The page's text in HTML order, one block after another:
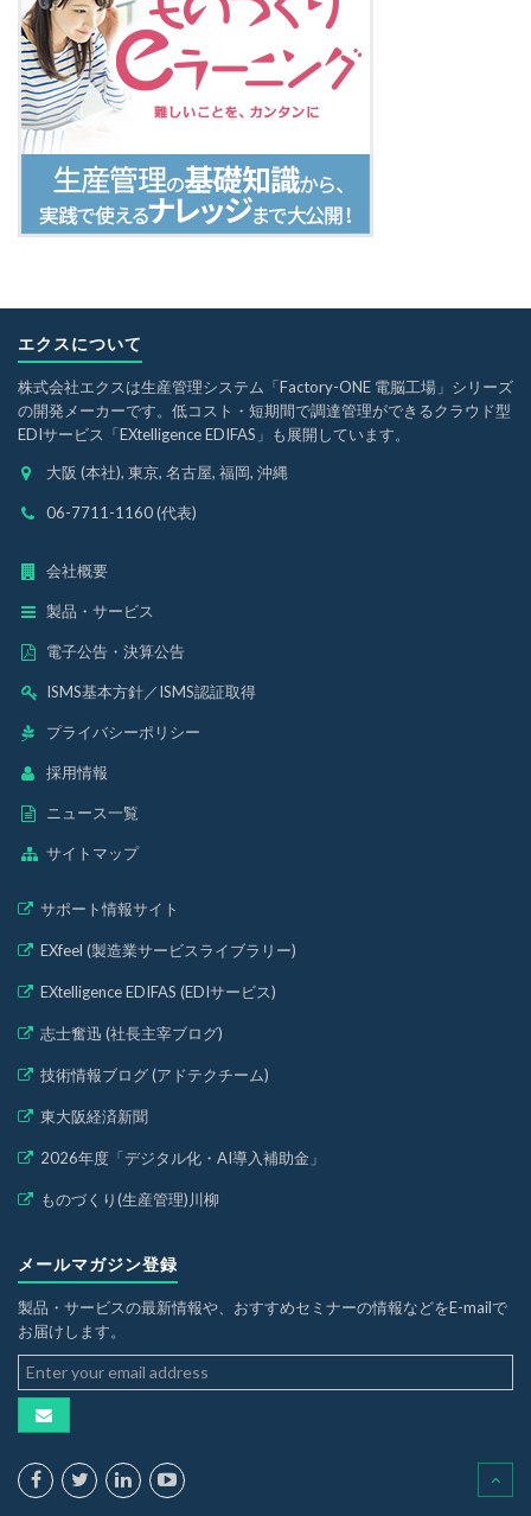
エクスについて
株式会社エクスは生産管理システム「Factory-ONE 電脳工場」シリーズ
の開発メーカーです。低コスト・短期間で調達管理ができるクラウド型
EDIサービス「EXtelligence EDIFAS」も展開しています。
大阪 (本社), 東京, 名古屋, 福岡, 沖縄
06-7711-1160 (代表)
会社概要
製品・サービス
電子公告・決算公告
ISMS基本方針／ISMS認証取得
プライバシーポリシー
採用情報
ニュース一覧
サイトマップ
サポート情報サイト
EXfeel (製造業サービスライブラリー)
EXtelligence EDIFAS (EDIサービス)
志士奮迅 (社長主宰ブログ)
技術情報ブログ (アドテクチーム)
東大阪経済新聞
2026年度「デジタル化・AI導入補助金」
ものづくり(生産管理)川柳
メールマガジン登録
製品・サービスの最新情報や、おすすめセミナーの情報などをE-mailで
お届けします。